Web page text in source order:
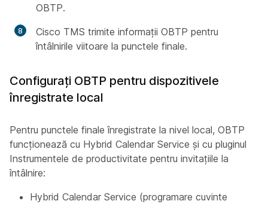
OBTP.
Cisco TMS trimite informații OBTP pentru
întâlnirile viitoare la punctele finale.
Configurați OBTP pentru dispozitivele
înregistrate local
Pentru punctele finale înregistrate la nivel local, OBTP
funcționează cu Hybrid Calendar Service și cu pluginul
Instrumentele de productivitate pentru invitațiile la
întâlnire:
Hybrid Calendar Service (programare cuvinte